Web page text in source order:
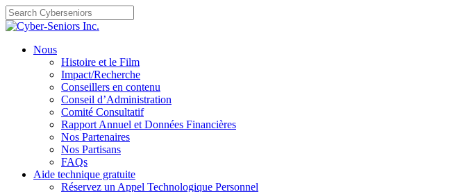
Skip
to
content
Nous
Histoire et le Film
Impact/Recherche
Conseillers en contenu
Conseil d’Administration
Comité Consultatif
Rapport Annuel et Données Financières
Nos Partenaires
Nos Partisans
FAQs
Aide technique gratuite
Réservez un Appel Technologique Personnel